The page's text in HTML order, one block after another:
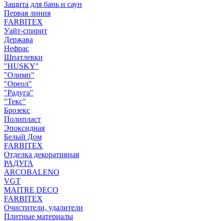
Защита для бань и саун
Первая линия
FARBITEX
Уайт-спирит
Держава
Нефрас
Шпатлевки
"HUSKY"
"Олимп"
"Ореол"
"Радуга"
"Текс"
Брозекс
Полипласт
Эпоксидная
Белый Дом
FARBITEX
Отделка декоративная
РАДУГА
ARCOBALENO
VGT
MAITRE DECO
FARBITEX
Очистители, удалители
Плитные материалы